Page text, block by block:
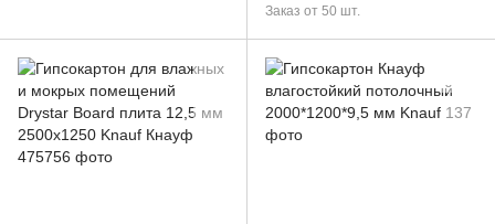
Заказ от 50 шт.